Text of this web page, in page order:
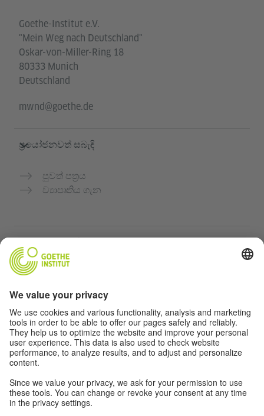
Goethe-Institut e.V.
"Mein Weg nach Deutschland"
Oskar-von-Miller-Ring 18
80333 Munich
Deutschland
mwnd@goethe.de
ප්‍රයෝජනවත් සබැඳි
පුවත් පත්‍රය
ව්‍යාපෘතිය ගැන
ගෝතේ ආයතනයේ ජර්මන් භාෂා පාඨමාලා
ගුරුවරුන් සඳහා පෝර්ටලය "Deutschstunde"
රහස්‍යතා සහ ප්‍රවේශය
රහස්‍යතා සැකසුම්